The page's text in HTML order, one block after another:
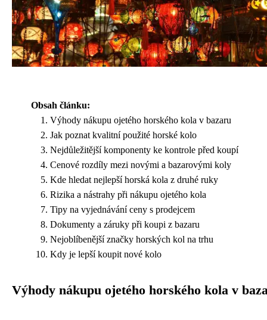
Obsah článku:
Výhody nákupu ojetého horského kola v bazaru
Jak poznat kvalitní použité horské kolo
Nejdůležitější komponenty ke kontrole před koupí
Cenové rozdíly mezi novými a bazarovými koly
Kde hledat nejlepší horská kola z druhé ruky
Rizika a nástrahy při nákupu ojetého kola
Tipy na vyjednávání ceny s prodejcem
Dokumenty a záruky při koupi z bazaru
Nejoblíbenější značky horských kol na trhu
Kdy je lepší koupit nové kolo
Výhody nákupu ojetého horského kola v